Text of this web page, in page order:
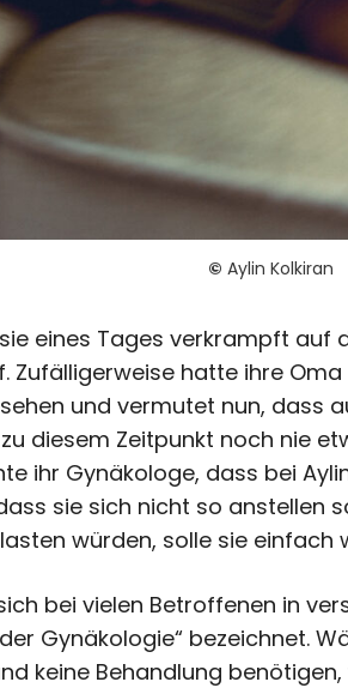
© Aylin Kolkiran
eines Tages verkrampft
Zufälligerweise hatte ihre
und vermutet nun, dass
diesem Zeitpunkt noch nie
ihr Gynäkologe, dass bei
sie sich nicht so anstellen
würden, solle sie einfach
bei vielen Betroffenen in
Gynäkologie“ bezeichnet.
keine Behandlung